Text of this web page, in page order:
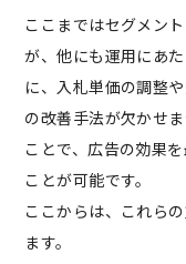
ここまではセグメン
が、他にも運用にあ
に、入札単価の調整
の改善手法が欠かせ
ことで、広告の効果
ことが可能です。
ここからは、これら
ます。